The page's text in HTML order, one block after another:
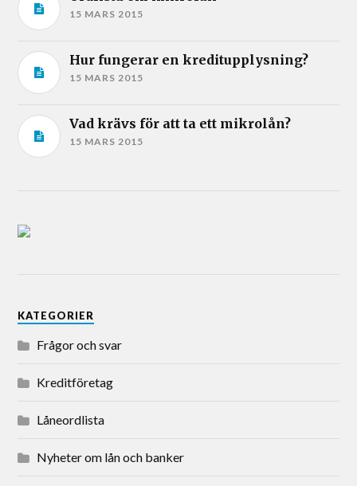
15 MARS 2015
Hur fungerar en kreditupplysning?
15 MARS 2015
Vad krävs för att ta ett mikrolån?
15 MARS 2015
KATEGORIER
Frågor och svar
Kreditföretag
Låneordlista
Nyheter om lån och banker